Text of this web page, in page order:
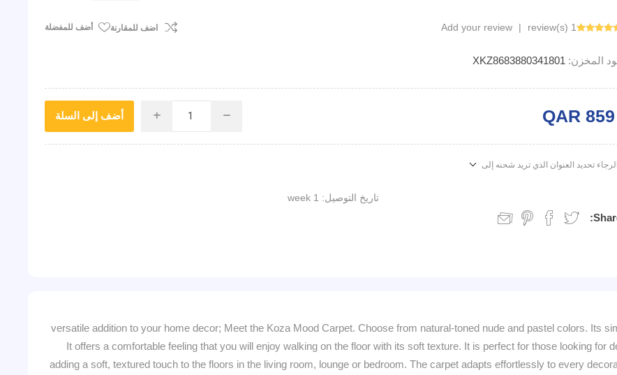
1 review(s)
|
Add your review اضف للمقارنة أضف للمفضلة
المخزن: XKZ8683880341801
QAR 859
i h أضف إلى السلة
الرجاء تحديد العنوان الذي تريد شحنه إلى
تاريخ التوصيل: 1 week
versatile addition to your home decor; Meet the Koza Mood Carpet. Choose from natural-toned nude and pastel colors. Its
It offers a comfortable feeling that you will enjoy walking on the floor with its soft texture. It is perfect for those looking for
adding a soft, textured touch to the floors in the living room, lounge or bedroom. The carpet adapts effortlessly to every